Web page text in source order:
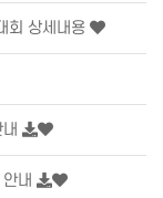
회 상세내용
내